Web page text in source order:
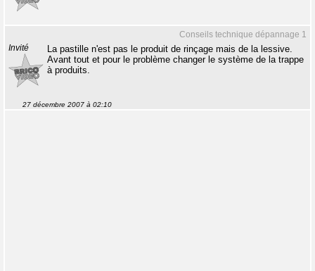
Conseils technique dépannage 1
Invité
La pastille n'est pas le produit de rinçage mais de la lessive.
Avant tout et pour le problème changer le système de la trappe
à produits.
27 décembre 2007 à 02:10